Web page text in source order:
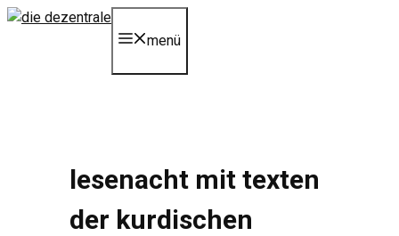
Zum
menü
lesenacht mit texten
der kurdischen